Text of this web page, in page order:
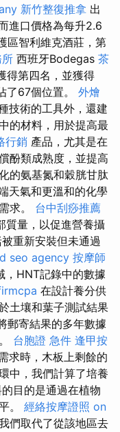
新竹整復推拿 出
進口價格為每升2.6
區智利維克酒莊，第
西班牙Bodegas 茶
得第四名，並獲得
了67個位置。 外燴
技術的工具外，還建
的材料，用於提高最
行銷 產品，尤其是在
酚類成熟度，並提高
的氨基氮和穀胱甘肽
天氣和更溫和的化學
求。 台中刮痧推薦
質量，以促進營養攝
重新安裝但未通過
seo agency 按摩師
，HNT記錄中的數據
在設計養分供
土壤和葉子測試結果
郵寄結果的多年數據
台胞證 急件 逢甲按
求時，木板上剩餘的
中，我們計算了培養
目的是通過在植物
。 經絡按摩證照 on
們取代了從該地區去